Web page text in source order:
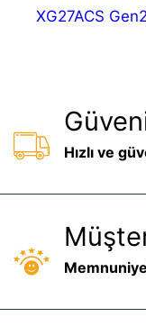
XG27ACS Gen2
Hızlı ve